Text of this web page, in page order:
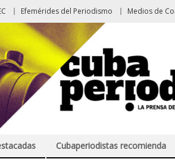
Efemérides del Periodismo Medios de
Cubaperiodistas recomienda